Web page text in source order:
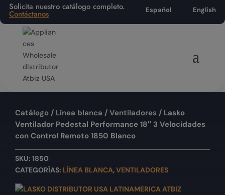
Solicita nuestro catálogo completo.
Contáctanos Español English
Catálogo / Línea blanca / Ventiladores / Lasko
Ventilador Pedestal Performance 18″ 3 Velocidades
con Control Remoto 1850 Blanco
SKU: 1850
CATEGORÍAS: LÍNEA BLANCA,VENTILADORES